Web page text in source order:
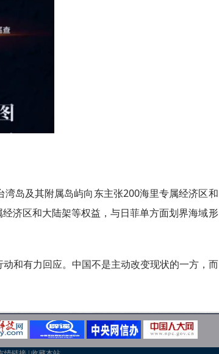
岛及其附属岛屿向东主张200海里专属经济区和
济区和大陆架等权益，与日菲单方面划界海域形
和有力回应。中国不是主动改变现状的一方，而